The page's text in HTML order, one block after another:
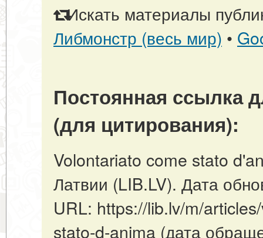
Искать материалы
Либмонстр (весь мир) •
Постоянная ссылка
(для цитирования):
Volontariato come stato
Латвии (LIB.LV). Дата
URL: https://lib.lv/m/
stato-d-anima (дата